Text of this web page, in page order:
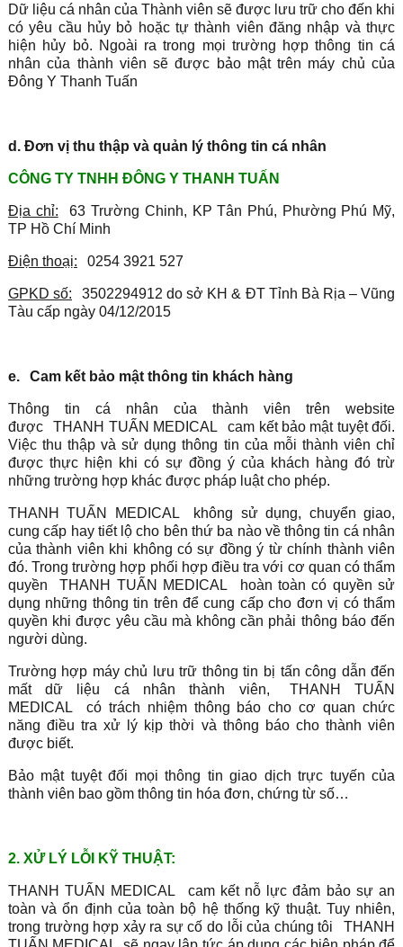
Dữ liệu cá nhân của Thành viên sẽ được lưu trữ cho đến khi
có yêu cầu hủy bỏ hoặc tự thành viên đăng nhập và thực
hiện hủy bỏ. Ngoài ra trong mọi trường hợp thông tin cá
nhân của thành viên sẽ được bảo mật trên máy chủ của
Đông Y Thanh Tuấn
d. Đơn vị thu thập và quản lý thông tin cá nhân
CÔNG TY TNHH ĐÔNG Y THANH TUẤN
Địa chỉ:
63 Trường Chinh, KP Tân Phú, Phường Phú Mỹ,
TP Hồ Chí Minh
Điện thoạị: 0254 3921 527
GPKD số:
3502294912 do sở KH & ĐT Tỉnh Bà Rịa – Vũng
Tàu cấp ngày 04/12/2015
e. Cam kết bảo mật thông tin khách hàng
Thông tin cá nhân của thành viên trên website
được
THANH TUẤN MEDICAL
cam kết bảo mật tuyệt đối.
Việc thu thập và sử dụng thông tin của mỗi thành viên chỉ
được thực hiện khi có sự đồng ý của khách hàng đó trừ
những trường hợp khác được pháp luật cho phép.
THANH TUẤN MEDICAL
không sử dụng, chuyển giao,
cung cấp hay tiết lộ cho bên thứ ba nào về thông tin cá nhân
của thành viên khi không có sự đồng ý từ chính thành viên
đó. Trong trường hợp phối hợp điều tra với cơ quan có thẩm
quyền
THANH TUẤN MEDICAL
hoàn toàn có quyền sử
dụng những thông tin trên để cung cấp cho đơn vị có thẩm
quyền khi được yêu cầu mà không cần phải thông báo đến
người dùng.
Trường hợp máy chủ lưu trữ thông tin bị tấn công dẫn đến
mất dữ liệu cá nhân thành viên,
THANH TUẤN
MEDICAL
có trách nhiệm thông báo cho cơ quan chức
năng điều tra xử lý kịp thời và thông báo cho thành viên
được biết.
Bảo mật tuyệt đối mọi thông tin giao dịch trực tuyến của
thành viên bao gồm thông tin hóa đơn, chứng từ số…
2. XỬ LÝ LỖI KỸ THUẬT:
THANH TUẤN MEDICAL
cam kết nỗ lực đảm bảo sự an
toàn và ổn định của toàn bộ hệ thống kỹ thuật. Tuy nhiên,
trong trường hợp xảy ra sự cố do lỗi của chúng tôi
THANH